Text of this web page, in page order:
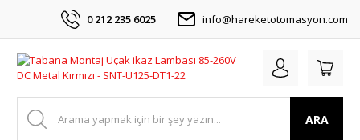
0 212 235 6025 info@hareketotomasyon.com
ARA